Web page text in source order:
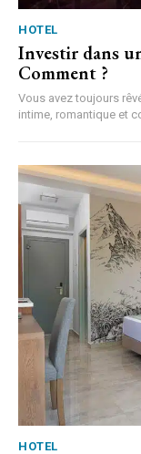
HOTEL
Investir dans
Comment ?
Vous avez toujours
intime, romantique et
HOTEL